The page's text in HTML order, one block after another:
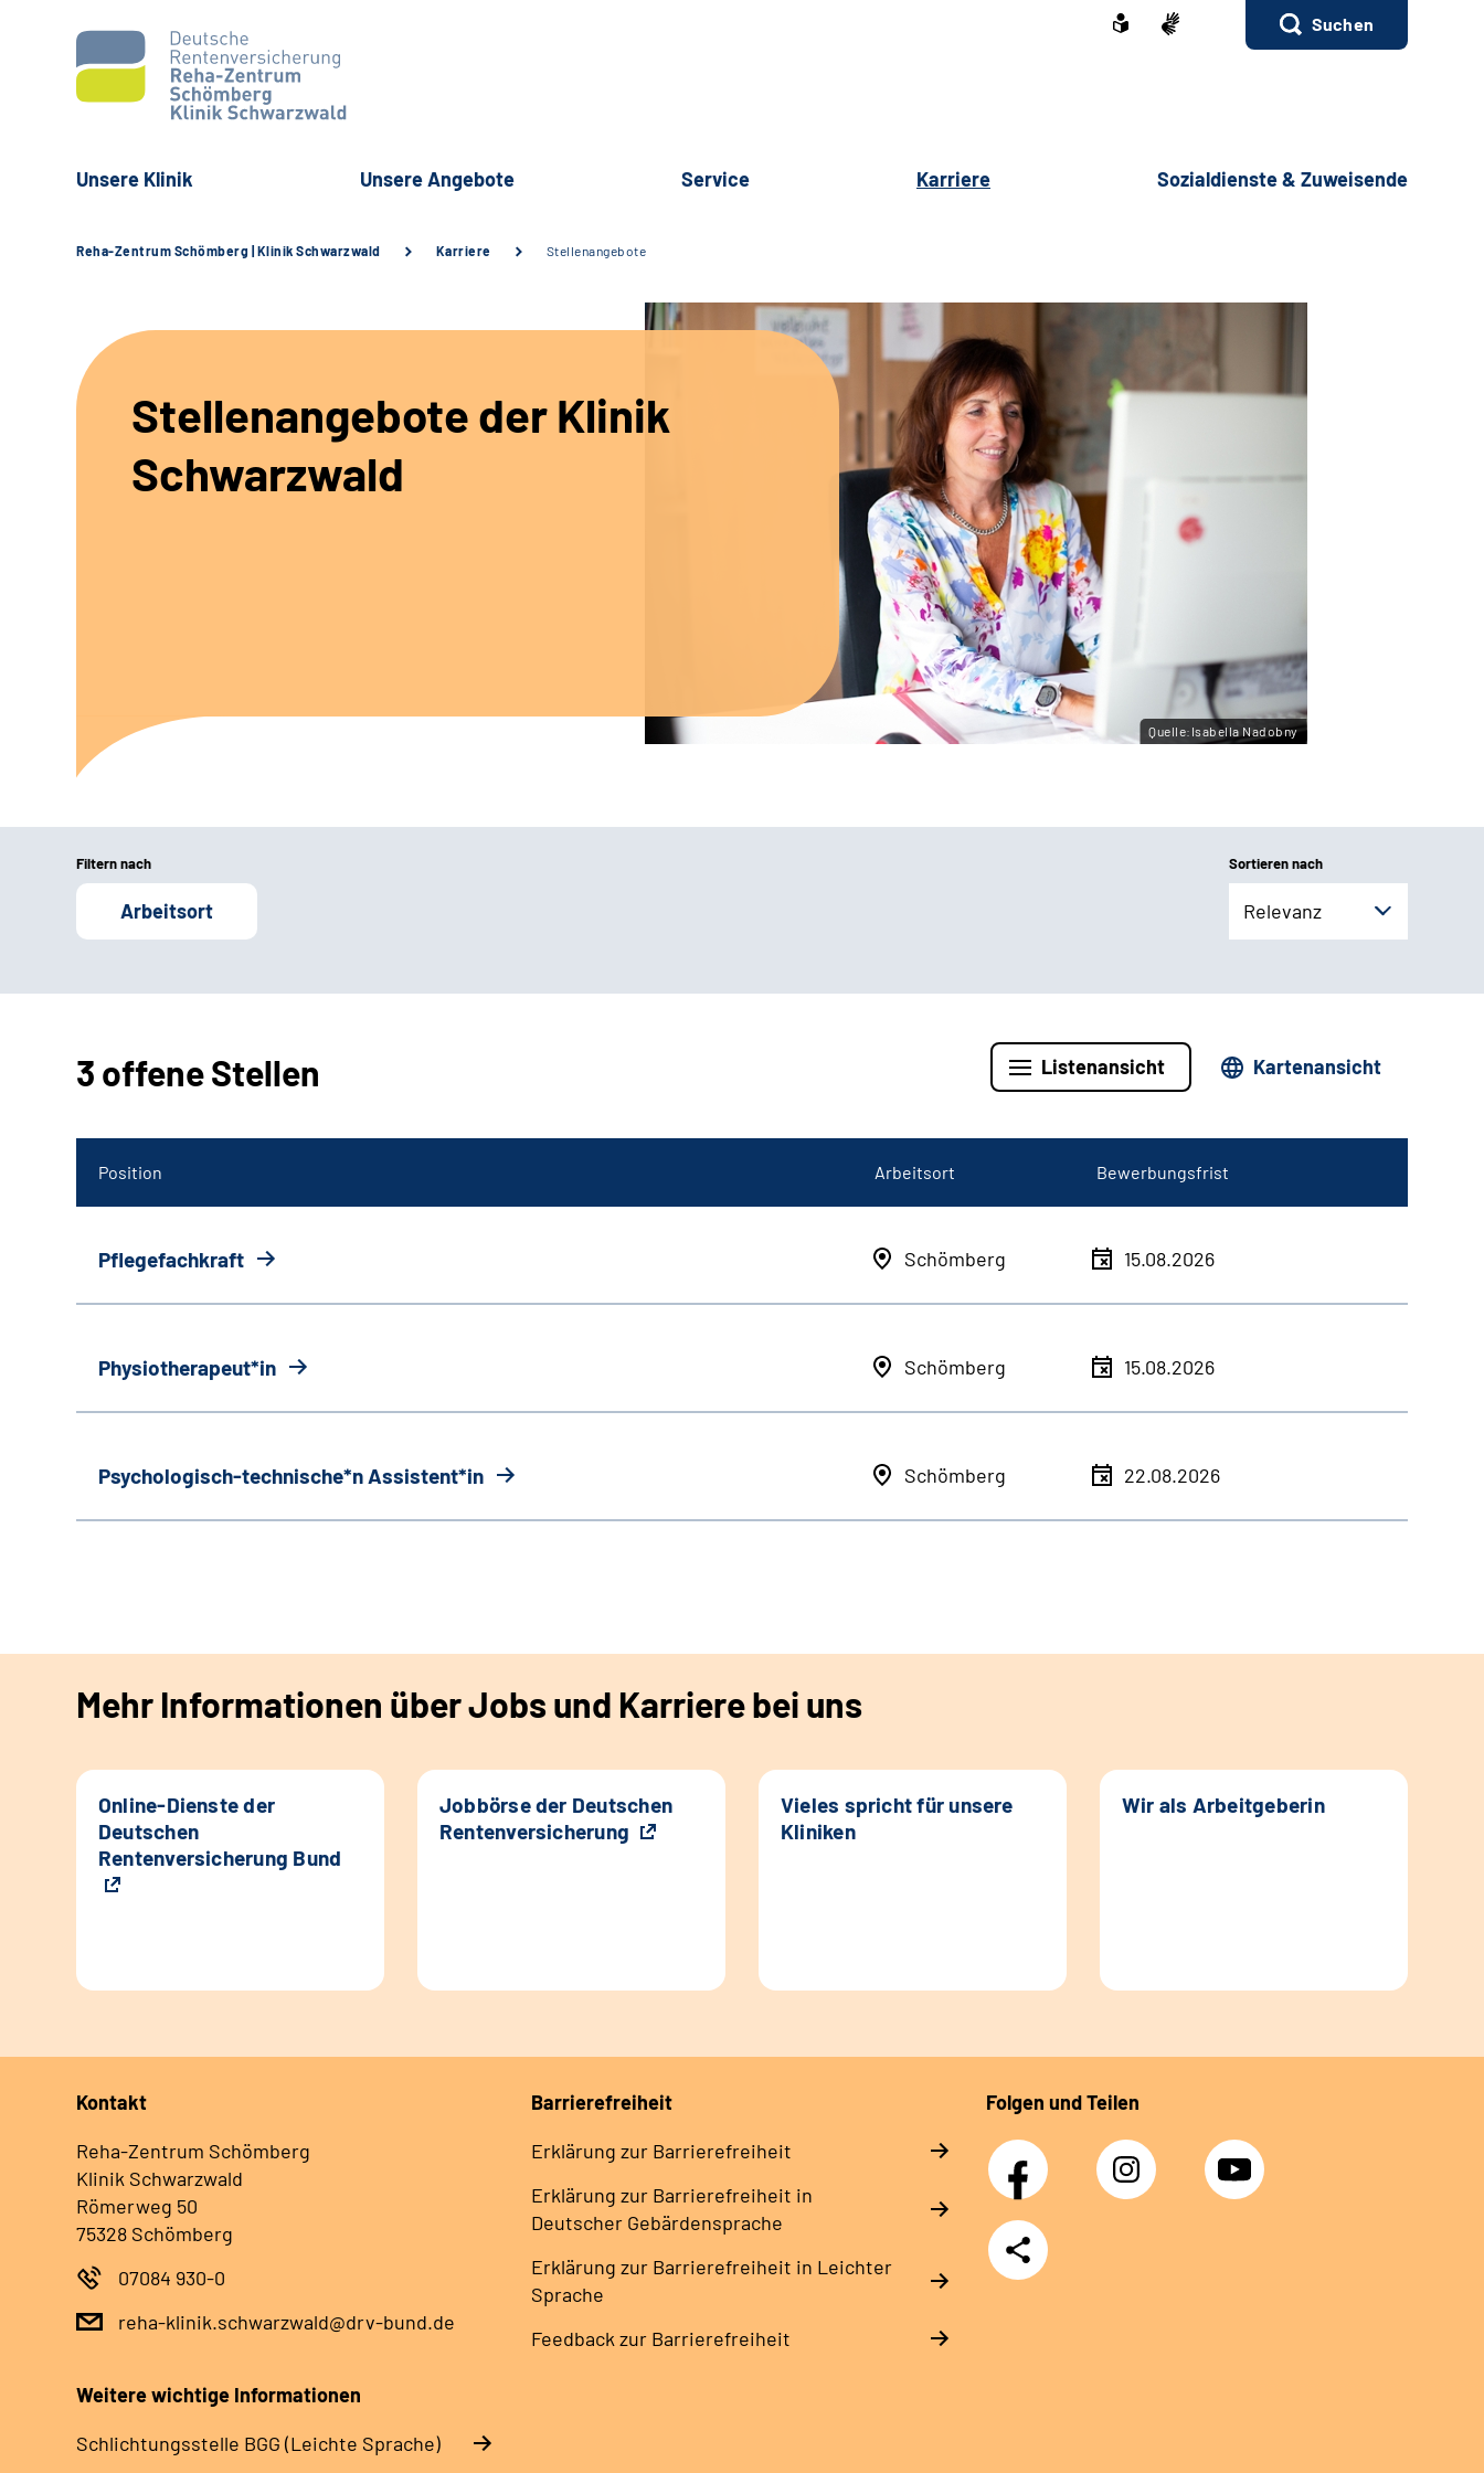
Suchen
Unsere Klinik Unsere Angebote Service Karriere Sozialdienste & Zuweisende
Reha-Zentrum Schömberg | Klinik Schwarzwald Karriere Stellenangebote
Stellenangebote der Klinik
Schwarzwald
Quelle:Isabella Nadobny
Filtern nach
Arbeitsort
Sortieren nach
Relevanz
3 offene Stellen Listenansicht Kartenansicht
Position Arbeitsort Bewerbungsfrist
Pflegefachkraft Schömberg 15.08.2026
Physiotherapeut*in Schömberg 15.08.2026
Psychologisch-technische*n Assistent*in Schömberg 22.08.2026
Mehr Informationen über Jobs und Karriere bei uns
Online-Dienste der
Deutschen
Rentenversicherung Bund
Jobbörse der Deutschen
Rentenversicherung
Vieles spricht für unsere
Kliniken
Wir als Arbeitgeberin
Kontakt
Reha-Zentrum Schömberg
Klinik Schwarzwald
Römerweg 50
75328 Schömberg
07084 930-0
reha-klinik.schwarzwald@drv-bund.de
Barrierefreiheit
Erklärung zur Barrierefreiheit
Erklärung zur Barrierefreiheit in
Deutscher Gebärdensprache
Erklärung zur Barrierefreiheit in Leichter
Sprache
Feedback zur Barrierefreiheit
Folgen und Teilen
Facebook Instagram YouTube
Teilen
Weitere wichtige Informationen
Schlich­tungs­stel­le BGG (Leichte Sprache)